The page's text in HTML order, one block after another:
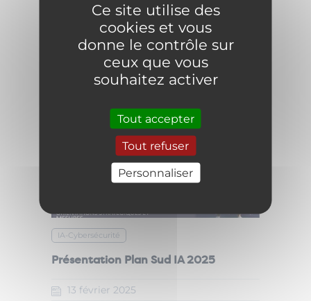
mai 2025
En cas de cyberattaque, chaque seconde
compte : reprenez l'avantage ...
IA-Cybersécurité
Présentation Plan Sud IA 2025
13 février 2025
Ce site utilise des
cookies et vous
donne le contrôle sur
ceux que vous
souhaitez activer
Tout accepter
Tout refuser
Personnaliser